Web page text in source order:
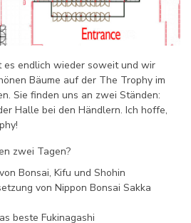
es endlich wieder soweit und wir
Bäume auf der The Trophy im
Sie finden uns an zwei Ständen:
Halle bei den Händlern. Ich hoffe,
zwei Tagen?
Bonsai, Kifu und Shohin
von Nippon Bonsai Sakka
beste Fukinagashi